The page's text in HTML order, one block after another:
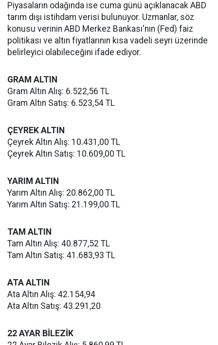
Piyasaların odağında ise cuma günü açıklanacak ABD
tarım dışı istihdam verisi bulunuyor. Uzmanlar, söz
konusu verinin ABD Merkez Bankası'nın (Fed) faiz
politikası ve altın fiyatlarının kısa vadeli seyri üzerinde
belirleyici olabileceğini ifade ediyor.
GRAM ALTIN
Gram Altın Alış: 6.522,56 TL
Gram Altın Satış: 6.523,54 TL
ÇEYREK ALTIN
Çeyrek Altın Alış: 10.431,00 TL
Çeyrek Altın Satış: 10.609,00 TL
YARIM ALTIN
Yarım Altın Alış: 20.862,00 TL
Yarım Altın Satış: 21.199,00 TL
TAM ALTIN
Tam Altın Alış: 40.877,52 TL
Tam Altın Satış: 41.683,93 TL
ATA ALTIN
Ata Altın Alış: 42.154,94
Ata Altın Satış: 43.291,20
22 AYAR BİLEZİK